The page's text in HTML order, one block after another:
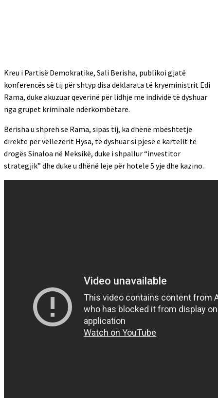
Kreu i Partisë Demokratike, Sali Berisha, publikoi gjatë
konferencës së tij për shtyp disa deklarata të kryeministrit Edi
Rama, duke akuzuar qeverinë për lidhje me individë të dyshuar
nga grupet kriminale ndërkombëtare.
Berisha u shpreh se Rama, sipas tij, ka dhënë mbështetje
direkte për vëllezërit Hysa, të dyshuar si pjesë e kartelit të
drogës Sinaloa në Meksikë, duke i shpallur “investitor
strategjik” dhe duke u dhënë leje për hotele 5 yje dhe kazino.